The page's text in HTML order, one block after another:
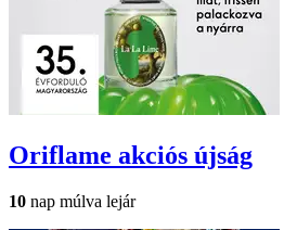
Oriflame akciós újság
10 nap múlva lejár